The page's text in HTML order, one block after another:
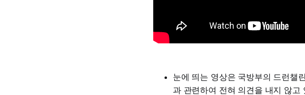
눈에 띄는 영상은 국방부의 드런챌
과 관련하여 전혀 의견을 내지 않